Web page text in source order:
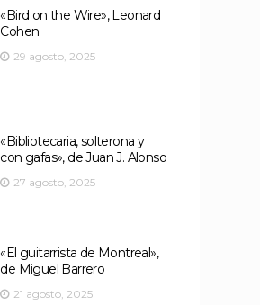
«Bird on the Wire», Leonard
Cohen
29 agosto, 2025
«Bibliotecaria, solterona y
con gafas», de Juan J. Alonso
27 agosto, 2025
«El guitarrista de Montreal»,
de Miguel Barrero
21 agosto, 2025